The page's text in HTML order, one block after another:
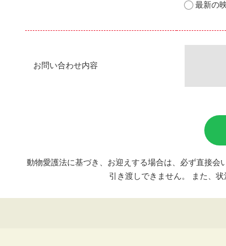
最新の
お問い合わせ内容
動物愛護法に基づき、お迎えする場合は、必ず直接
引き渡しできません。 また、